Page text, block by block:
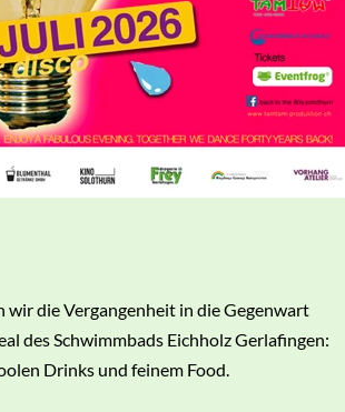
die Vergangenheit in die Gegenwart
des Schwimmbads Eichholz Gerlafingen:
Drinks und feinem Food.